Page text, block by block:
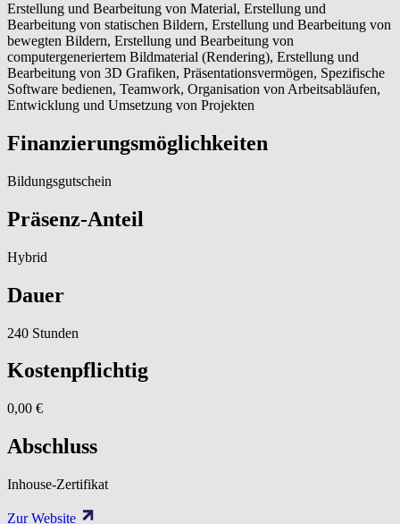
Erstellung und Bearbeitung von Material, Erstellung und
Bearbeitung von statischen Bildern, Erstellung und Bearbeitung von
bewegten Bildern, Erstellung und Bearbeitung von
computergeneriertem Bildmaterial (Rendering), Erstellung und
Bearbeitung von 3D Grafiken, Präsentationsvermögen, Spezifische
Software bedienen, Teamwork, Organisation von Arbeitsabläufen,
Entwicklung und Umsetzung von Projekten
Finanzierungsmöglichkeiten
Bildungsgutschein
Präsenz-Anteil
Hybrid
Dauer
240 Stunden
Kostenpflichtig
0,00 €
Abschluss
Inhouse-Zertifikat
Zur Website